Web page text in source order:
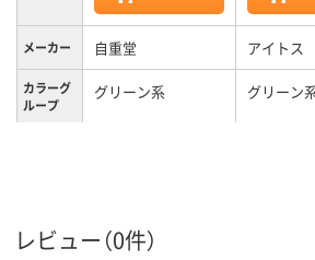
メーカー 自重堂 アイトス
カラーグ
ループ
グリーン系 グリーン
レビュー（0件）